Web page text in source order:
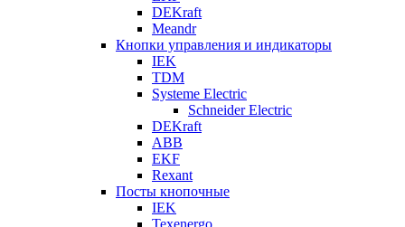
DEKraft
Meandr
Кнопки управления и индикаторы
IEK
TDM
Systeme Electric
Schneider Electric
DEKraft
ABB
EKF
Rexant
Посты кнопочные
IEK
Texenergo